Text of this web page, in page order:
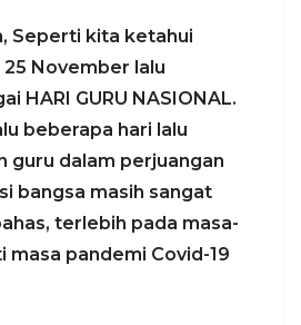
Seperti kita ketahui
November lalu
HARI GURU NASIONAL.
beberapa hari lalu
guru dalam perjuangan
bangsa masih sangat
terlebih pada masa-
masa pandemi Covid-19